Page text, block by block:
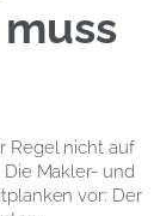
Regel nicht auf
Makler- und
vor: Der